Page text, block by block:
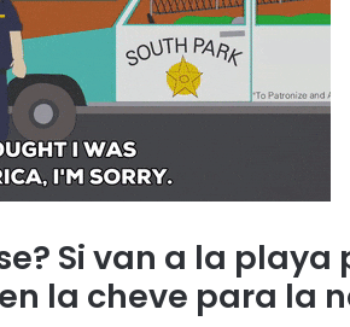
Si van a la playa
la cheve para la